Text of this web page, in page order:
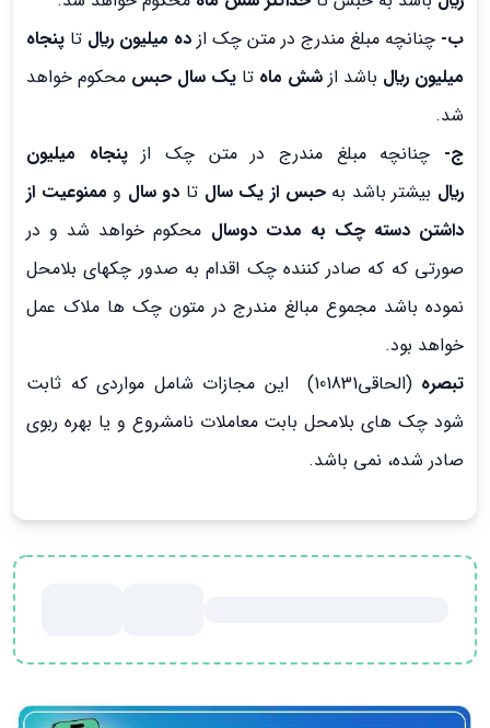
ب- چنانچه مبلغ مندرج در متن چک از ده ميليون ريال تا پنجاه
ميليون ريال باشد از شش ماه تا يک سال حبس محکوم خواهد
شد.
ج- چنانچه مبلغ مندرج در متن چک ازپنجاه ميليون
ريال بيشتر باشد بهحبس از يک سال تا دو سال و ممنوعيت از
داشتن دسته چک به مدت دوسال محکوم خواهد شد و در
صورتي که که صادر کننده چک اقدام به صدور چکهاي بلامحل
نموده باشد مجموع مبالغ مندرج در متون چک ها ملاک عمل
خواهد بود.
تبصره
(الحاقي101831) اين مجازات شامل مواردي که ثابت
شود چک هاي بلامحل بابت معاملات نامشروع و يا بهره ربوي
صادر شده، نمي باشد.